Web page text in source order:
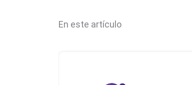
En este artículo